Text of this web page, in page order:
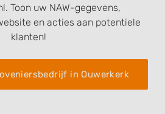
Toon uw NAW-gegevens,
en acties aan potentiele
klanten!
in Ouwerkerk